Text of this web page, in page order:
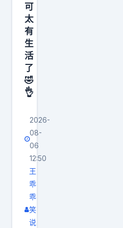
可
太
有
生
活
了
🤣
👌
2026-
08-
06
12:50
王
乖
乖
笑
说